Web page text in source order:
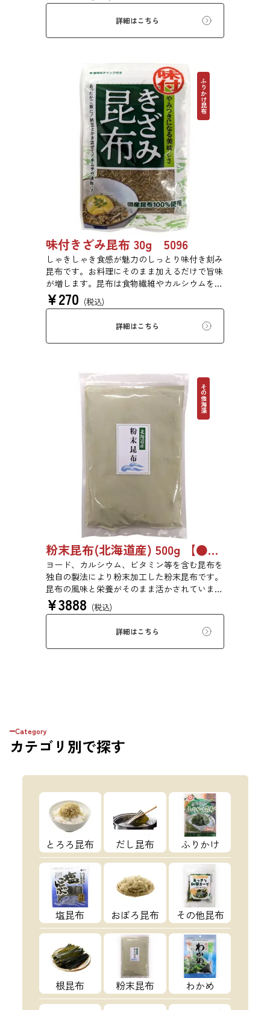
詳細はこちら
ふりかけ昆布
味付きざみ昆布 30g 5096
しゃきしゃき食感が魅力のしっとり味付き刻み
昆布です。お料理にそのまま加えるだけで旨味
が増します。昆布は食物繊維やカルシウムを豊
富に含んでいるため、バランスのとれた食生活
のためにお使いいただけます。白ごはん、納
豆、豆腐、和え物など、様々なお料理にお使い
¥270 (税込)
詳細はこちら
その他海藻
粉末昆布(北海道産) 500g 【●受注生産品】6759
ヨード、カルシウム、ビタミン等を含む昆布を
独自の製法により粉末加工した粉末昆布です。
昆布の風味と栄養がそのまま活かされていま
す。添加物、保存料は一切使用しておりませ
ん。（北海道産昆布100％を粉末状にしており
¥3888 (税込)
詳細はこちら
Category
カテゴリ 別で探す
とろろ昆布 だし昆布 ふりかけ
塩昆布 おぼろ昆布 その他昆布
根昆布 粉末昆布 わかめ